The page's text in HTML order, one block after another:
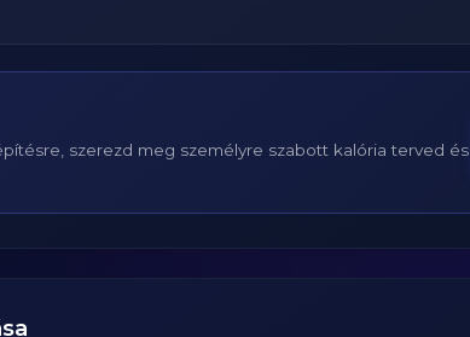
szerezd meg személyre szabott kalória terved és